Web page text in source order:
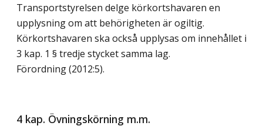
Transportstyrelsen delge körkortshavaren en
upplysning om att behörigheten är ogiltig.
Körkortshavaren ska också upplysas om innehållet i
3 kap. 1 § tredje stycket samma lag.
Förordning (2012:5).
4 kap. Övningskörning m.m.